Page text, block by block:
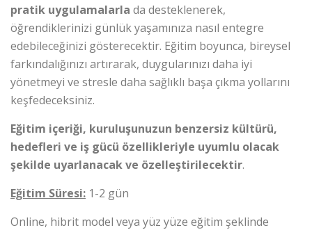
pratik uygulamalarla da desteklenerek,
öğrendiklerinizi günlük yaşamınıza nasıl entegre
edebileceğinizi gösterecektir. Eğitim boyunca, bireysel
farkındalığınızı artırarak, duygularınızı daha iyi
yönetmeyi ve stresle daha sağlıklı başa çıkma yollarını
keşfedeceksiniz.
Eğitim içeriği, kuruluşunuzun benzersiz kültürü,
hedefleri ve iş gücü özellikleriyle uyumlu olacak
şekilde uyarlanacak ve özelleştirilecektir.
Eğitim Süresi: 1-2 gün
Online, hibrit model veya yüz yüze eğitim şeklinde